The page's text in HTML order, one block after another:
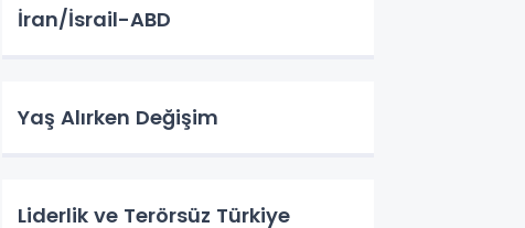
İran/İsrail-ABD
Yaş Alırken Değişim
Liderlik ve Terörsüz Türkiye